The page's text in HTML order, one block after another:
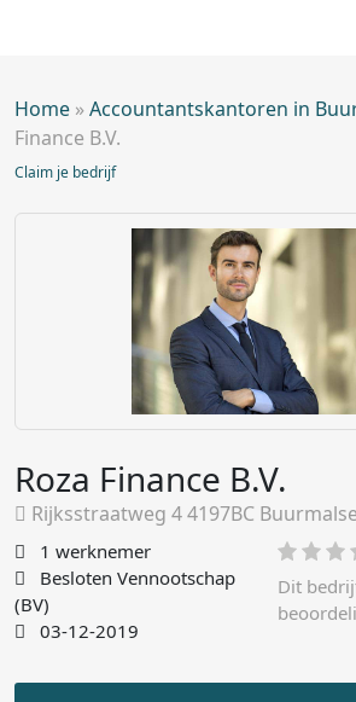
Home »Accountantskantoren in
Finance B.V.
Claim je bedrijf
Roza Finance B.V.
Rijksstraatweg 4 4197BC
1 werknemer
Besloten Vennootschap
(BV)
03-12-2019
Dit